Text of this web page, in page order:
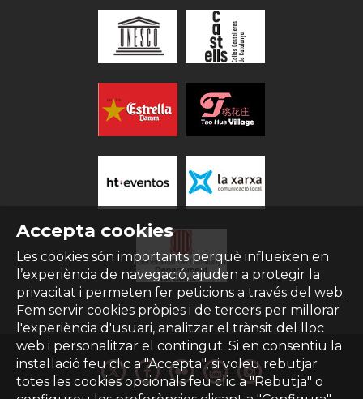
Accepta cookies
Les cookies són importants perquè influeixen en
l’experiència de navegació, ajuden a protegir la
privacitat i permeten fer peticions a través del web.
Fem servir cookies pròpies i de tercers per millorar
l'experiència d'usuari, analitzar el trànsit del lloc
web i personalitzar el contingut. Si en consentiu la
instal·lació feu clic a "Accepta", si voleu rebutjar
totes les cookies opcionals feu clic a "Rebutja" o